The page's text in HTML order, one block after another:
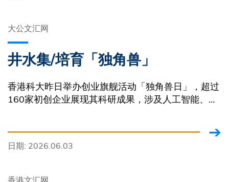
大公文汇网
井水集/培育「独角兽」
香港科大昨日举办创业旗舰活动「独角兽日」，超过
160家初创企业展现其科研成果，涉及人工智能、生
日期: 2026.06.03